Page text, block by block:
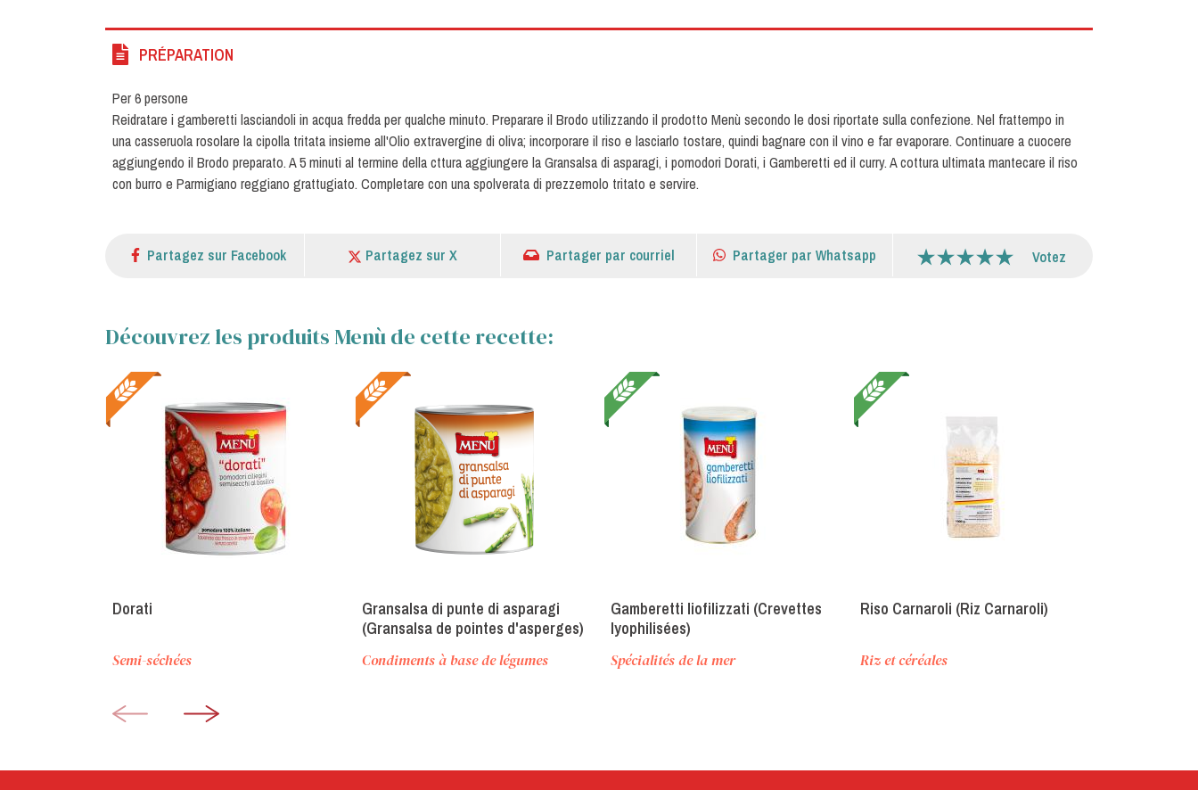
PRÉPARATION
Per 6 persone
Reidratare i gamberetti lasciandoli in acqua fredda per qualche minuto. Preparare il Brodo utilizzando il prodotto Menù secondo le dosi riportate sulla confezione. Nel frattempo in
una casseruola rosolare la cipolla tritata insieme all'Olio extravergine di oliva; incorporare il riso e lasciarlo tostare, quindi bagnare con il vino e far evaporare. Continuare a cuocere
aggiungendo il Brodo preparato. A 5 minuti al termine della cttura aggiungere la Gransalsa di asparagi, i pomodori Dorati, i Gamberetti ed il curry. A cottura ultimata mantecare il riso
con burro e Parmigiano reggiano grattugiato. Completare con una spolverata di prezzemolo tritato e servire.
Partagez sur Facebook Partagez sur X Partager par courriel Partager par Whatsapp Votez
Découvrez les produits Menù de cette recette:
Dorati
Semi-séchées
Gransalsa di punte di asparagi
(Gransalsa de pointes d'asperges)
Condiments à base de légumes
Gamberetti liofilizzati (Crevettes
lyophilisées)
Spécialités de la mer
Riso Carnaroli (Riz Carnaroli)
Riz et céréales